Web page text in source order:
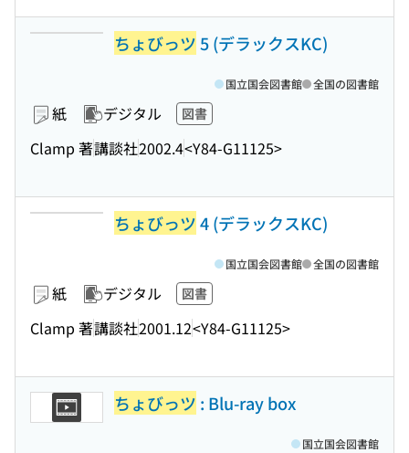
ちょびっツ5 (デラックスKC)
紙 デジタル 図書
Clamp 著講談社2002.4<Y84-G11125>
国立国会図書館 全国の図書館
ちょびっツ4 (デラックスKC)
紙 デジタル 図書
Clamp 著講談社2001.12<Y84-G11125>
国立国会図書館 全国の図書館
ちょびっツ : Blu-ray box
国立国会図書館